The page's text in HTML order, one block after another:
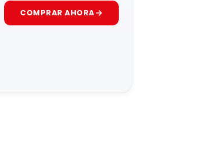
COMPRAR AHORA